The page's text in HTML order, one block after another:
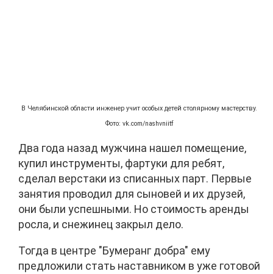
В Челябинской области инженер учит особых детей столярному мастерству.
Фото: vk.com/nashvniitf
Два года назад мужчина нашел помещение,
купил инструменты, фартуки для ребят,
сделал верстаки из списанных парт. Первые
занятия проводил для сыновей и их друзей,
они были успешными. Но стоимость аренды
росла, и снежинец закрыл дело.
Тогда в центре "Бумеранг добра" ему
предложили стать наставником в уже готовой